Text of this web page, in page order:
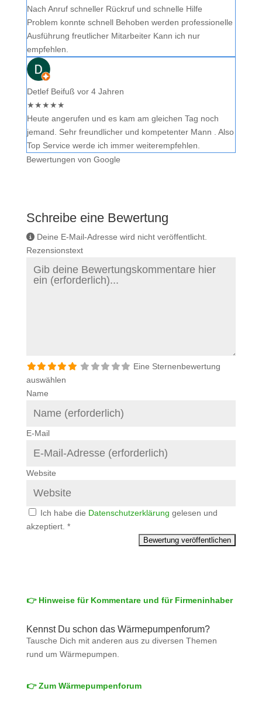
Nach Anruf schneller Rückruf und schnelle Hilfe
Problem konnte schnell Behoben werden professionelle
Ausführung freutlicher Mitarbeiter Kann ich nur
empfehlen.
Detlef Beifuß vor 4 Jahren
★★★★★
Heute angerufen und es kam am gleichen Tag noch
jemand. Sehr freundlicher und kompetenter Mann . Also
Top Service werde ich immer weiterempfehlen.
Bewertungen von Google
Schreibe eine Bewertung
Deine E-Mail-Adresse wird nicht veröffentlicht.
Rezensionstext
Eine Sternenbewertung
auswählen
Name
E-Mail
Website
Ich habe die Datenschutzerklärung gelesen und
akzeptiert. *
👉 Hinweise für Kommentare und für Firmeninhaber
Kennst Du schon das Wärmepumpenforum?
Tausche Dich mit anderen aus zu diversen Themen
rund um Wärmepumpen.
👉 Zum Wärmepumpenforum